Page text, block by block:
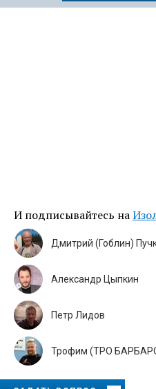
И подписывайтесь на
Дмитрий (Гоблин)
Александр Цыпкин
Петр Лидов
Трофим (ТРО